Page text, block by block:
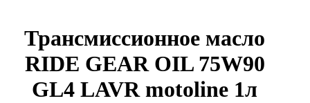
Трансмиссионное масло
RIDE GEAR OIL 75W90
GL4 LAVR motoline 1л